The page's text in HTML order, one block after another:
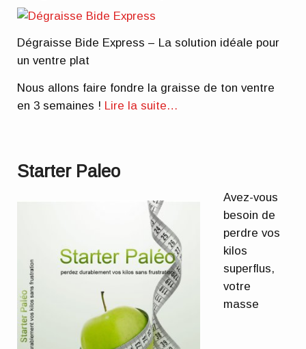
Dégraisse Bide Express – La solution idéale pour
un ventre plat
Nous allons faire fondre la graisse de ton ventre
en 3 semaines ! Lire la suite…
Starter Paleo
Avez-vous
besoin de
perdre vos
kilos
superflus,
votre
masse